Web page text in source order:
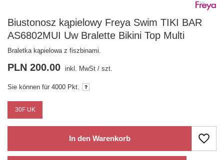
Biustonosz kąpielowy Freya Swim TIKI BAR
AS6802MUI Uw Bralette Bikini Top Multi
Braletka kąpielowa z fiszbinami.
30F UK
PLN 200.00 inkl. MwSt / szt.
Sie können für 4000 Pkt.
In den Warenkorb